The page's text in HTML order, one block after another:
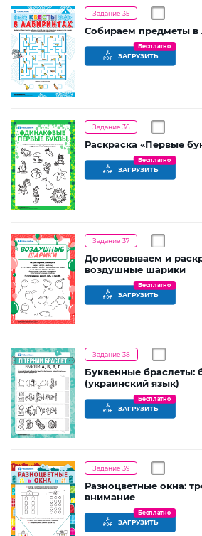
Задание 35
Собираем предметы в
ЗАГРУЗИТЬ
Бесплатно
Задание 36
Раскраска «Первые
ЗАГРУЗИТЬ
Бесплатно
Задание 37
Дорисовываем и
воздушные шарики
ЗАГРУЗИТЬ
Бесплатно
Задание 38
Буквенные браслеты:
(украинский язык)
ЗАГРУЗИТЬ
Бесплатно
Задание 39
Разноцветные окна:
внимание
ЗАГРУЗИТЬ
Бесплатно